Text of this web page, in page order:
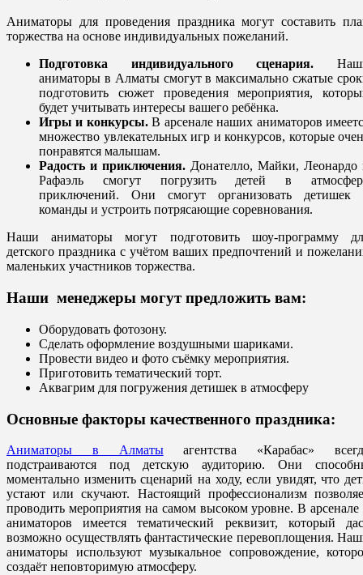
Аниматоры для проведения праздника могут составить
торжества на основе индивидуальных пожеланий.
Подготовка индивидуального сценария.
аниматоры в Алматы смогут в максимально сжатые
подготовить сюжет проведения мероприятия,
будет учитывать интересы вашего ребёнка.
Игры и конкурсы.В арсенале наших аниматоров
множество увлекательных игр и конкурсов, которые
понравятся малышам.
Радость и приключения. Донателло, Майки, Леонардо
Рафаэль смогут погрузить детей в
приключений. Они смогут организовать детишек
команды и устроить потрясающие соревнования.
Наши аниматоры могут подготовить шоу-программу
детского праздника с учётом ваших предпочтений и
маленьких участников торжества.
Наши менеджеры могут предложить вам:
Оборудовать фотозону.
Сделать оформление воздушными шариками.
Провести видео и фото съёмку мероприятия.
Приготовить тематический торт.
Аквагрим для погружения детишек в атмосферу
Основные факторы качественного праздника:
Аниматоры в Алматыагентства «Карабас»
подстраиваются под детскую аудиторию. Они
моментально изменить сценарий на ходу, если увидят, что
устают или скучают. Настоящий профессионализм
проводить мероприятия на самом высоком уровне. В арсенале
аниматоров имеется тематический реквизит, который
возможно осуществлять фантастические перевоплощения.
аниматоры используют музыкальное сопровождение,
создаёт неповторимую атмосферу.